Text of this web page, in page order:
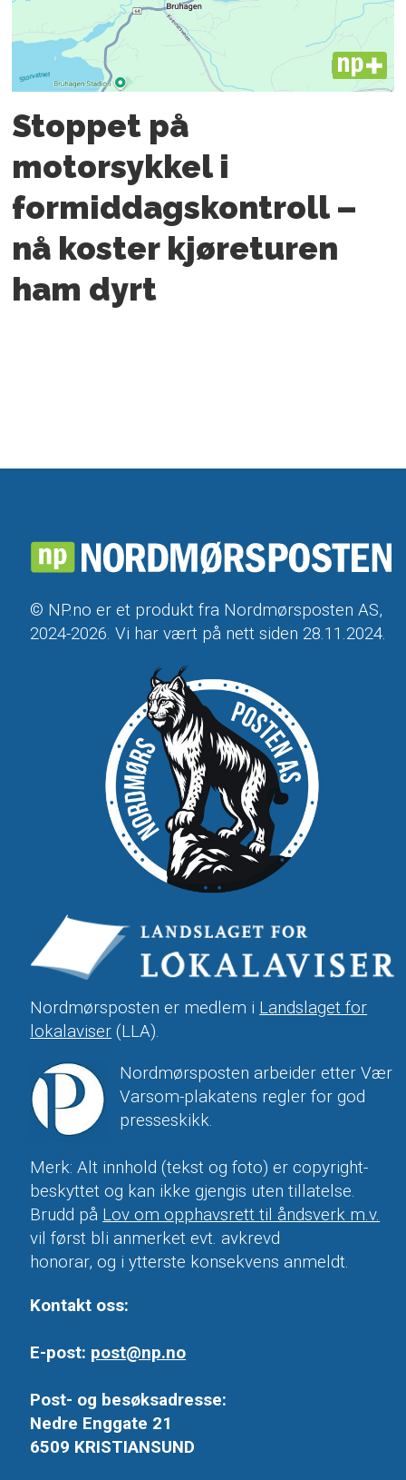
PLUS
Stoppet på
motorsykkel i
formiddagskontroll –
nå koster kjøreturen
ham dyrt
© NP.no er et produkt fra Nordmørsposten AS,
2024-2026. Vi har vært på nett siden 28.11.2024.
Nordmørsposten er medlem i Landslaget for
lokalaviser (LLA).
Nordmørsposten arbeider etter Vær
Varsom-plakatens regler for god
presseskikk.
Merk: Alt innhold (tekst og foto) er copyright-
beskyttet og kan ikke gjengis uten tillatelse.
Brudd på Lov om opphavsrett til åndsverk m.v.
vil først bli anmerket evt. avkrevd
honorar, og i ytterste konsekvens anmeldt.
Kontakt oss:
E-post: post@np.no
Post- og besøksadresse:
Nedre Enggate 21
6509 KRISTIANSUND